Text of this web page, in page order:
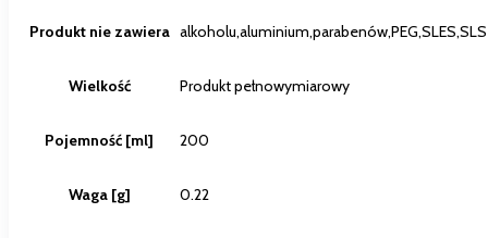
Produkt nie zawiera alkoholu,aluminium,parabenów,PEG,SLES,SLS
Wielkość Produkt pełnowymiarowy
Pojemność [ml] 200
Waga [g] 0.22